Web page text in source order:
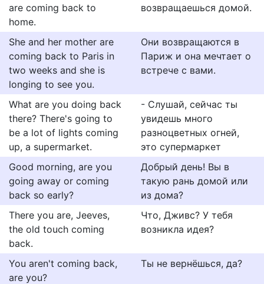
are coming back to
home.
возвращаешься домой.
She and her mother are
coming back to Paris in
two weeks and she is
longing to see you.
Они возвращаются в
Париж и она мечтает о
встрече с вами.
What are you doing back
there? There's going to
be a lot of lights coming
up, a supermarket.
- Слушай, сейчас ты
увидешь много
разноцветных огней,
это супермаркет
Good morning, are you
going away or coming
back so early?
Добрый день! Вы в
такую рань домой или
из дома?
There you are, Jeeves,
the old touch coming
back.
Что, Дживс? У тебя
возникла идея?
You aren't coming back,
are you?
Ты не вернёшься, да?